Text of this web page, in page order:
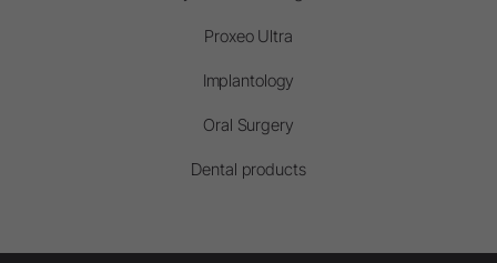
Proxeo Ultra
Implantology
Oral Surgery
Dental products